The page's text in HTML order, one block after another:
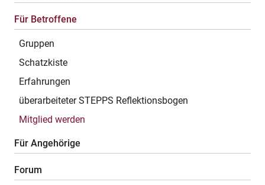
Für Betroffene
Gruppen
Schatzkiste
Erfahrungen
überarbeiteter STEPPS Reflektionsbogen
Mitglied werden
Für Angehörige
Forum